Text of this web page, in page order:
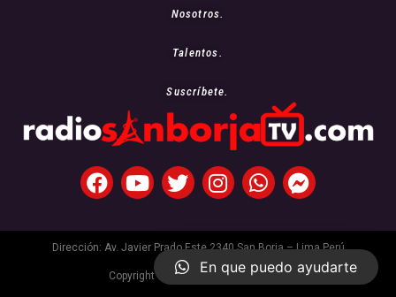
Nosotros.
Talentos.
Suscríbete.
Dirección: Av. Javier Prado Este 2340 San Borja – Lima Perú
Copyright © 2021 Radio San Borja Tv
En que puedo ayudarte